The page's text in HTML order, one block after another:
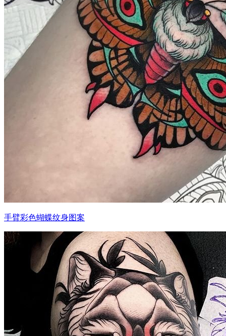
手臂彩色蝴蝶纹身图案